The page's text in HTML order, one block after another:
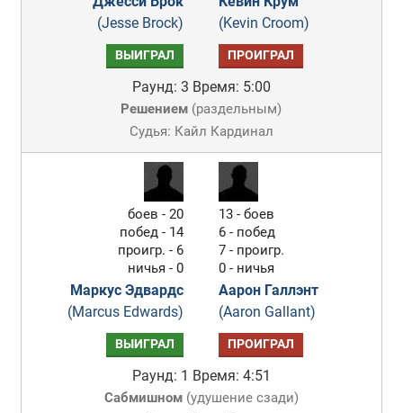
(Jesse Brock)
(Kevin Croom)
ВЫИГРАЛ ПРОИГРАЛ
Раунд: 3 Время: 5:00
Решением (раздельным)
Судья: Кайл Кардинал
боев - 20
побед - 14
проигр. - 6
ничья - 0
Маркус Эдвардс
(Marcus Edwards)
13 - боев
6 - побед
7 - проигр.
0 - ничья
Аарон Галлэнт
(Aaron Gallant)
ВЫИГРАЛ ПРОИГРАЛ
Раунд: 1 Время: 4:51
Сабмишном(удушение сзади)